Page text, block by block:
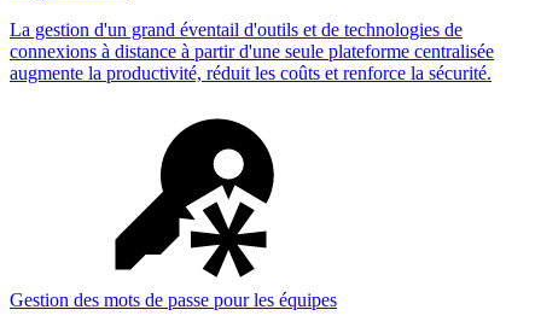
La gestion d'un grand éventail d'outils et de technologies de
connexions à distance à partir d'une seule plateforme centralisée
augmente la productivité, réduit les coûts et renforce la sécurité.
Gestion des mots de passe pour les équipes